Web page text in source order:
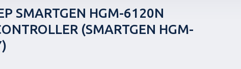
SMARTGEN HGM-6120N
(SMARTGEN HGM-